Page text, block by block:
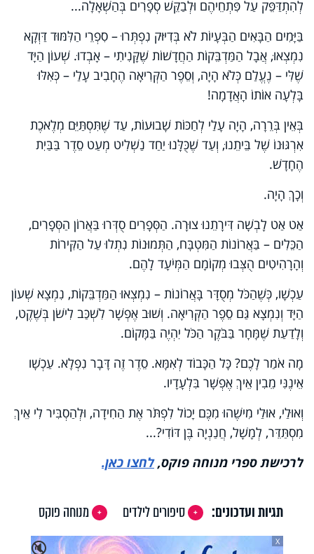
לְהִתְדַּפֵּק עַל פִּתְחֵיהֶם וּלְבַקֵּשׁ סְפָרִים בְּהַשְׁאָלָה...
בַּיָּמִים הַבָּאִים הַבְּעָיוֹת לֹא בְּדִיּוּק נִפְתְּרוּ – סִפְרֵי הַלִּמּוּד דַּוְקָא
נִמְצְאוּ, אֲבָל הַמַּדְבֵּקוֹת הַחֲדָשׁוֹת שֶׁקָּנִיתִי – אָבְדוּ. שְׁעוֹן הַיָּד
שֶׁלִּי – נֶעֱלַם כְּלֹא הָיָה, וְסֵפֶר הַקְּרִיאָה הֶחָבִיב עָלַי – כְּאִלּוּ
בָּלְעָה אוֹתוֹ הָאֲדָמָה!
בְּאֵין בְּרֵרָה, הָיָה עָלַי לְחַכּוֹת שָׁבוּעוֹת, עַד שֶׁתִּסְתַּיֵּם מְלֶאכֶת
אִרְגּוּנוֹ שֶׁל בֵּיתֵנוּ, וְעַד שֶׁכֻּלָּנוּ יַחַד נַשְׁלִיט מְעַט סֵדֶר בַּבַּיִת
הֶחָדָשׁ.
וְכָךְ הָיָה.
אַט אַט לָבְשָׁה דִּירָתֵנוּ צוּרָה. הַסְּפָרִים סֻדְּרוּ בַּאֲרוֹן הַסְּפָרִים,
הַכֵּלִים – בַּאֲרוֹנוֹת הַמִּטְבָּח, הַתְּמוּנוֹת נִתְלוּ עַל הַקִּירוֹת
וְהָרָהִיטִים הֻצְּבוּ מְקוֹמָם הַמְּיֹעָד לָהֶם.
עַכְשָׁו, כְּשֶׁהַכֹּל מְסֻדָּר בָּאֲרוֹנוֹת – נִמְצְאוּ הַמַּדְבֵּקוֹת, נִמְצָא שְׁעוֹן
הַיָּד וְנִמְצָא גַּם סֵפֶר הַקְּרִיאָה. וְשׁוּב אֶפְשָׁר לִשְׁכַּב לִישֹׁן בְּשֶׁקֶט,
וְלָדַעַת שֶׁמָּחָר בַּבֹּקֶר הַכֹּל יִהְיֶה בַּמָּקוֹם.
מָה אֹמַר לָכֶם? כָּל הַכָּבוֹד לְאִמָּא. סֵדֶר זֶה דָּבָר נִפְלָא. עַכְשָׁו
אֵינֶנִּי מֵבִין אֵיךְ אֶפְשָׁר בִּלְעָדָיו.
וְאוּלַי, אוּלַי מִישֶׁהוּ מִכֶּם יָכוֹל לִפְתֹּר אֶת הַחִידָה, וּלְהַסְבִּיר לִי אֵיךְ
מִסְתַּדֵּר, לְמָשָׁל, חֲנַנְיָה בֶּן דּוֹדִי?...
לרכישת ספרי מנוחה פוקס,לחצו כאן.
תגיות ועדכונים: סיפורים לילדים
מנוחה פוקס
🔇
X